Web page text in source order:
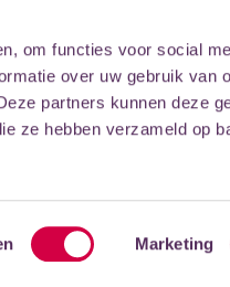
om functies voor social
over uw gebruik van
partners kunnen deze
ze hebben verzameld op
Marketing